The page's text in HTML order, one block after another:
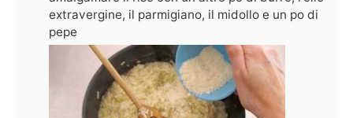
extravergine, il parmigiano, il midollo e un po di
pepe